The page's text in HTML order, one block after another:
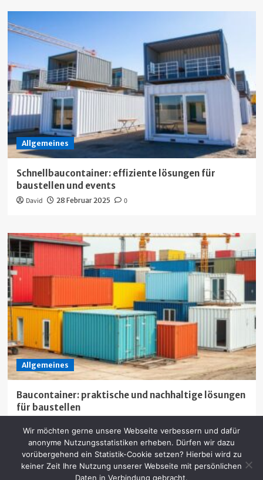
Allgemeines
Schnellbaucontainer: effiziente lösungen für
baustellen und events
David 28 Februar 2025 0
Allgemeines
Baucontainer: praktische und nachhaltige lösungen
für baustellen
Wir möchten gerne unsere Webseite verbessern und dafür
anonyme Nutzungsstatistiken erheben. Dürfen wir dazu
vorübergehend ein Statistik-Cookie setzen? Hierbei wird zu
keiner Zeit Ihre Nutzung unserer Webseite mit persönlichen
Daten in Verbindung gebracht.